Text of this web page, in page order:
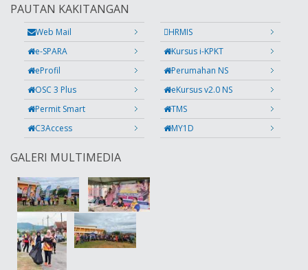
PAUTAN KAKITANGAN
Web Mail
HRMIS
e-SPARA
Kursus i-KPKT
eProfil
Perumahan NS
OSC 3 Plus
eKursus v2.0 NS
Permit Smart
TMS
C3Access
MY1D
GALERI MULTIMEDIA